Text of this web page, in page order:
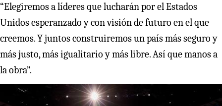
“Elegiremos a líderes que lucharán por el Estados
Unidos esperanzado y con visión de futuro en el que
creemos. Y juntos construiremos un país más seguro y
más justo, más igualitario y más libre. Así que manos a
la obra”.